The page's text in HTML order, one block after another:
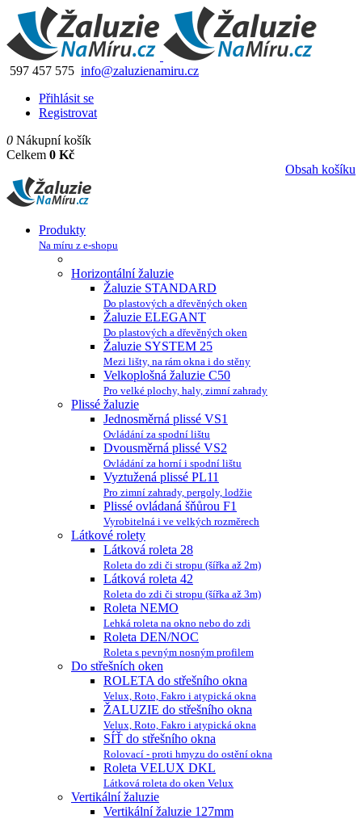
597 457 575 info@zaluzienamiru.cz
Přihlásit se
Registrovat
0 Nákupní košík
Celkem 0 Kč
Obsah košíku
Produkty
Na míru z e-shopu
Horizontální žaluzie
Žaluzie STANDARD
Do plastových a dřevěných oken
Žaluzie ELEGANT
Do plastových a dřevěných oken
Žaluzie SYSTEM 25
Mezi lišty, na rám okna i do stěny
Velkoplošná žaluzie C50
Pro velké plochy, haly, zimní zahrady
Plissé žaluzie
Jednosměrná plissé VS1
Ovládání za spodní lištu
Dvousměrná plissé VS2
Ovládání za horní i spodní lištu
Vyztužená plissé PL11
Pro zimní zahrady, pergoly, lodžie
Plissé ovládaná šňůrou F1
Vyrobitelná i ve velkých rozměrech
Látkové rolety
Látková roleta 28
Roleta do zdi či stropu (šířka až 2m)
Látková roleta 42
Roleta do zdi či stropu (šířka až 3m)
Roleta NEMO
Lehká roleta na okno nebo do zdi
Roleta DEN/NOC
Roleta s pevným nosným profilem
Do střešních oken
ROLETA do střešního okna
Velux, Roto, Fakro i atypická okna
ŽALUZIE do střešního okna
Velux, Roto, Fakro i atypická okna
SÍŤ do střešního okna
Rolovací - proti hmyzu do ostění okna
Roleta VELUX DKL
Látková roleta do oken Velux
Vertikální žaluzie
Vertikální žaluzie 127mm